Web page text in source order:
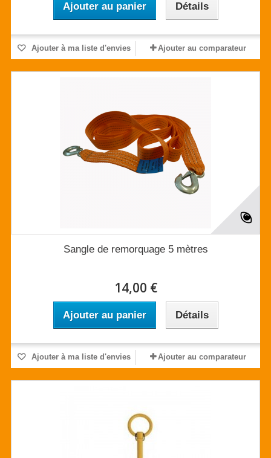
Ajouter au panier Détails
Ajouter à ma liste d'envies Ajouter au comparateur
Sangle de remorquage 5 mètres
14,00 €
Ajouter au panier Détails
Ajouter à ma liste d'envies Ajouter au comparateur